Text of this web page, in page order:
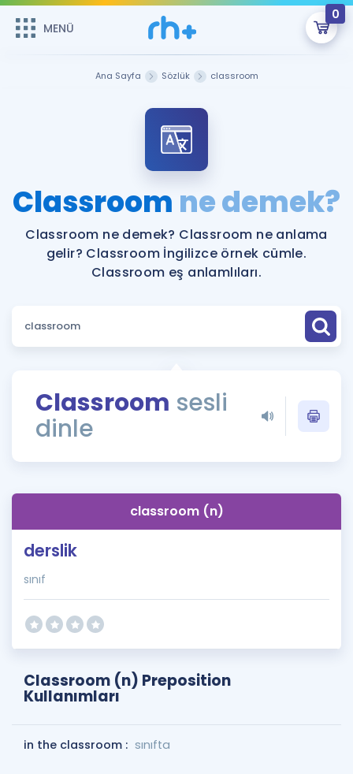
MENÜ
0
ÜYE DEĞİLİM
Sepetin Şu An Boş.
Remzi Hoca ile seni sınava hazırlayacak onlarca eğitim seni
bekliyor!
MENÜ
Faydalı Araçlar
Sözlük
Rehberlik Aracı
ÖSYM Sınav Takvimi
İngilizce Gramer
Hakkımızda
Ana Sayfa Sözlük classroom
Classroom ne demek?
Classroom ne demek? Classroom ne anlama
gelir? Classroom İngilizce örnek cümle.
Classroom eş anlamlıları.
Classroom sesli
dinle
classroom (n)
derslik
sınıf
Classroom (n) Preposition
Kullanımları
in the classroom : sınıfta